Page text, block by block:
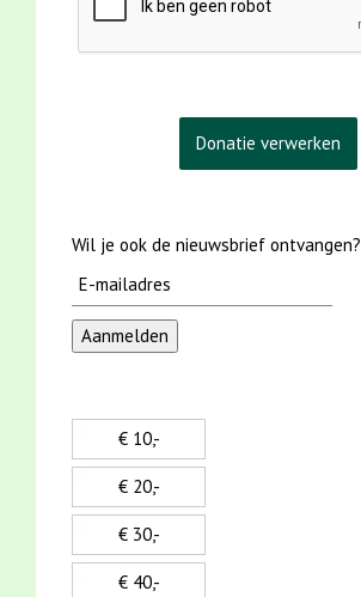
Wil je ook de nieuwsbrief ontvangen?
€ 10,-
€ 20,-
€ 30,-
€ 40,-